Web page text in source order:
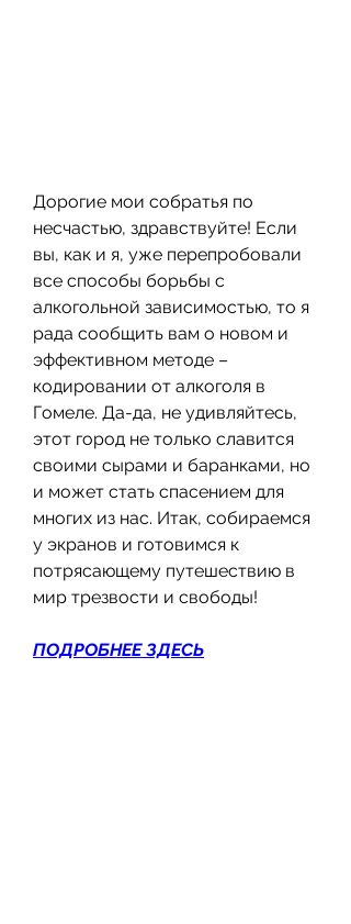
Дорогие мои собратья по
несчастью, здравствуйте! Если
вы, как и я, уже перепробовали
все способы борьбы с
алкогольной зависимостью, то я
рада сообщить вам о новом и
эффективном методе –
кодировании от алкоголя в
Гомеле. Да-да, не удивляйтесь,
этот город не только славится
своими сырами и баранками, но
и может стать спасением для
многих из нас. Итак, собираемся
у экранов и готовимся к
потрясающему путешествию в
мир трезвости и свободы!
ПОДРОБНЕЕ ЗДЕСЬ